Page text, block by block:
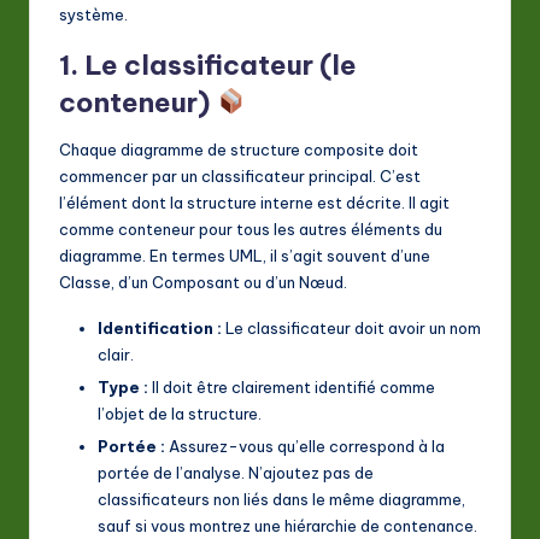
système.
1. Le classificateur (le
conteneur)
Chaque diagramme de structure composite doit
commencer par un classificateur principal. C’est
l’élément dont la structure interne est décrite. Il agit
comme conteneur pour tous les autres éléments du
diagramme. En termes UML, il s’agit souvent d’une
Classe, d’un Composant ou d’un Nœud.
Identification : Le classificateur doit avoir un nom
clair.
Type : Il doit être clairement identifié comme
l’objet de la structure.
Portée : Assurez-vous qu’elle correspond à la
portée de l’analyse. N’ajoutez pas de
classificateurs non liés dans le même diagramme,
sauf si vous montrez une hiérarchie de contenance.